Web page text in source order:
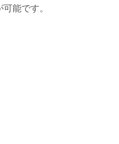
能です。